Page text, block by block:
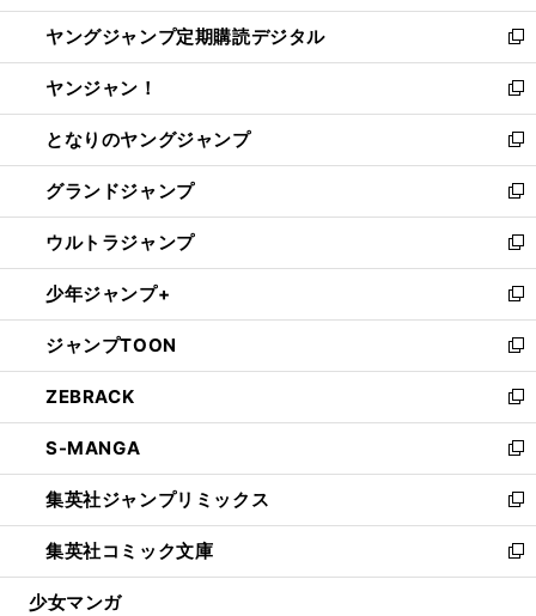
開
く
ウ
で
開
く
ン
ド
ウ
で
開
く
し
い
ウ
ィ
ン
ド
ウ
で
開
く
ヤングジャンプ定期購読デジタル
新
し
い
ウ
ィ
ン
ド
ウ
で
開
く
ヤンジャン！
新
し
い
ウ
ィ
ン
ド
ウ
で
開
く
となりのヤングジャンプ
新
し
い
ウ
ィ
ン
ド
ウ
で
開
く
グランドジャンプ
新
し
い
ウ
ィ
ン
ド
ウ
で
開
く
ウルトラジャンプ
新
し
い
ウ
ィ
ン
ド
ウ
で
開
く
少年ジャンプ+
新
し
い
ウ
ィ
ン
ド
ウ
で
開
く
ジャンプTOON
新
し
い
ウ
ィ
ン
ド
ウ
で
開
ZEBRACK
新
し
い
ウ
ィ
ン
ド
ウ
S-MANGA
新
し
い
ウ
ィ
ン
集英社ジャンプリミックス
新
し
い
ウ
集英社コミック文庫
新
し
少女マンガ